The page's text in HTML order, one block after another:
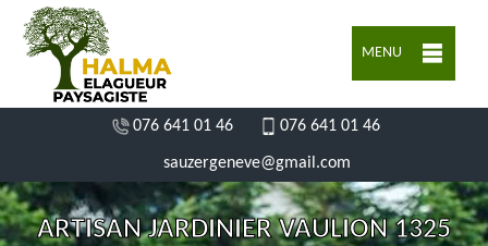
MENU
076 641 01 46 076 641 01 46
sauzergeneve@gmail.com
ARTISAN JARDINIER VAULION 1325